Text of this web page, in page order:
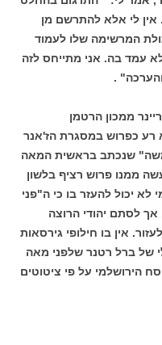
אין לי אלא להתרשם מן
המרשימה שלו לעמוד
עמד בה. אני מתייחס לזה
.
ממכון הרטמן
רע כפרוש במסגרת הז'אנר
שנכתב בראשית המאה
ממנו פרוש רציף בלשון
לא יכול להעזר בו כי ה"פני
לסתם יהודי הרוצה
אין בו חילופי גירסאות
של ברל רטנר שלפני מאה
הירושלמי על פי ציטוטים